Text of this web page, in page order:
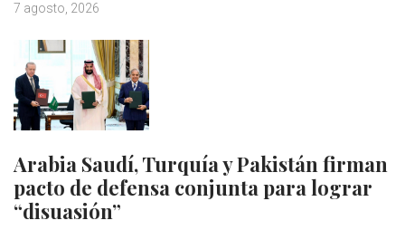
7 agosto, 2026
Arabia Saudí, Turquía y Pakistán firman
pacto de defensa conjunta para lograr
“disuasión”